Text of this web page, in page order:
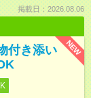
掲載日：2026.08.06
NEW
付き添い